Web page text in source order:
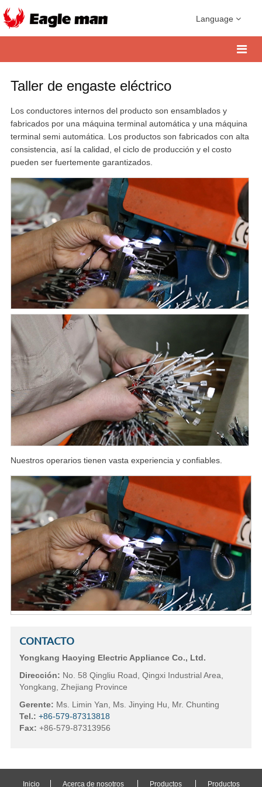
Language
Taller de engaste eléctrico
Los conductores internos del producto son ensamblados y
fabricados por una máquina terminal automática y una máquina
terminal semi automática. Los productos son fabricados con alta
consistencia, así la calidad, el ciclo de producción y el costo
pueden ser fuertemente garantizados.
Nuestros operarios tienen vasta experiencia y confiables.
CONTACTO
Yongkang Haoying Electric Appliance Co., Ltd.
Dirección: No. 58 Qingliu Road, Qingxi Industrial Area,
Yongkang, Zhejiang Province
Gerente: Ms. Limin Yan, Ms. Jinying Hu, Mr. Chunting
Tel.: +86-579-87313818
Fax: +86-579-87313956
Inicio Acerca de nosotros Productos Productos